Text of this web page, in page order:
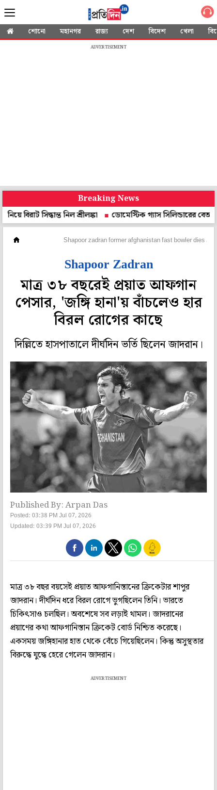
শোনো মহানগর রাজ্য দেশ বিদেশ খেলা
ADVERTISEMENT
Breaking News
নিল শ্রীলঙ্কা
ডোমেস্টিক গ্যাস সিলিন্ডারের বেআইনি কাটিং
Shapoor zadran former afghanistan fast bowler dies at
Shapoor Zadran
মাত্র ৩৮ বছরেই প্রয়াত আফগান
পেসার, 'জঙ্গি হানা'য় বাঁচলেও হার
বিরল রোগের কাছে
দিল্লিতে হাসপাতালে দীর্ঘদিন ভর্তি ছিলেন জাদরান।
Published By: Arpan Das
Posted: 03:38 PM Jul 07, 2026
Updated: 03:39 PM Jul 07, 2026
মাত্র ৩৮ বছর বয়সেই প্রয়াত আফগানিস্তানের ক্রিকেটার শাপুর
জাদরান। দীর্ঘদিন ধরে বিরল রোগে ভুগছিলেন তিনি। ভারতে
চিকিৎসাও চলছিল। অবশেষে সব লড়াই থামল। জাদরানের
প্রয়াণের কথা আফগানিস্তান ক্রিকেট বোর্ড নিশ্চিত করেছে।
একসময় জঙ্গিহানার হাত থেকে বেঁচে গিয়েছিলেন। কিন্তু অসুস্থতার
বিরুদ্ধে যুদ্ধে হেরে গেলেন জাদরান।
ADVERTISEMENT